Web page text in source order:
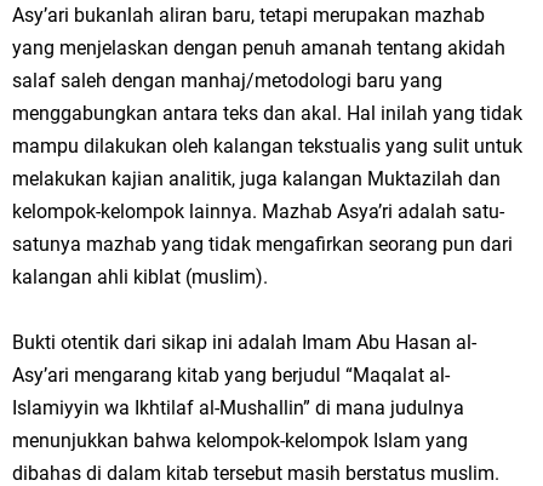
Asy’ari bukanlah aliran baru, tetapi merupakan mazhab
yang menjelaskan dengan penuh amanah tentang akidah
salaf saleh dengan manhaj/metodologi baru yang
menggabungkan antara teks dan akal. Hal inilah yang tidak
mampu dilakukan oleh kalangan tekstualis yang sulit untuk
melakukan kajian analitik, juga kalangan Muktazilah dan
kelompok-kelompok lainnya. Mazhab Asya’ri adalah satu-
satunya mazhab yang tidak mengafirkan seorang pun dari
kalangan ahli kiblat (muslim).
Bukti otentik dari sikap ini adalah Imam Abu Hasan al-
Asy’ari mengarang kitab yang berjudul “Maqalat al-
Islamiyyin wa Ikhtilaf al-Mushallin” di mana judulnya
menunjukkan bahwa kelompok-kelompok Islam yang
dibahas di dalam kitab tersebut masih berstatus muslim.